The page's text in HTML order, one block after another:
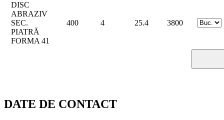
DISC
ABRAZIV
SEC.
PIATRĂ
FORMA 41
400 4 25.4 3800
DATE DE CONTACT